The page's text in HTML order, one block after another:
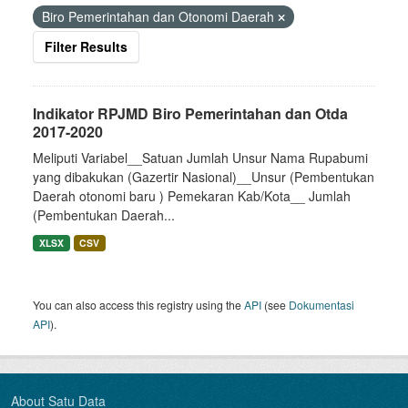
Biro Pemerintahan dan Otonomi Daerah
Filter Results
Indikator RPJMD Biro Pemerintahan dan Otda
2017-2020
Meliputi Variabel__Satuan Jumlah Unsur Nama Rupabumi
yang dibakukan (Gazertir Nasional)__Unsur (Pembentukan
Daerah otonomi baru ) Pemekaran Kab/Kota__ Jumlah
(Pembentukan Daerah...
XLSX CSV
You can also access this registry using theAPI (see Dokumentasi
API).
About Satu Data